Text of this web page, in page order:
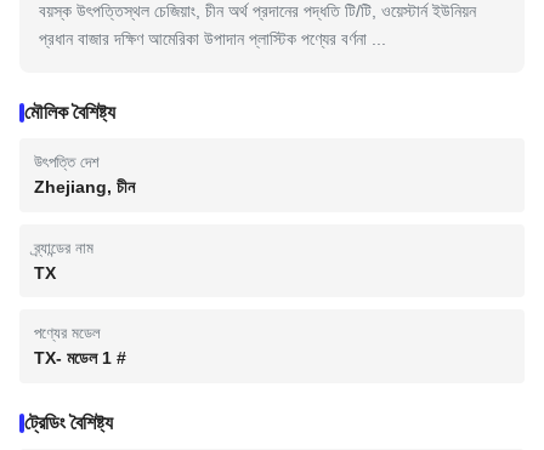
বয়স্ক উৎপত্তিস্থল চেজিয়াং, চীন অর্থ প্রদানের পদ্ধতি টি/টি, ওয়েস্টার্ন ইউনিয়ন
প্রধান বাজার দক্ষিণ আমেরিকা উপাদান প্লাস্টিক পণ্যের বর্ণনা ...
মৌলিক বৈশিষ্ট্য
উৎপত্তি দেশ
Zhejiang, চীন
ব্র্যান্ডের নাম
TX
পণ্যের মডেল
TX- মডেল 1 #
ট্রেডিং বৈশিষ্ট্য